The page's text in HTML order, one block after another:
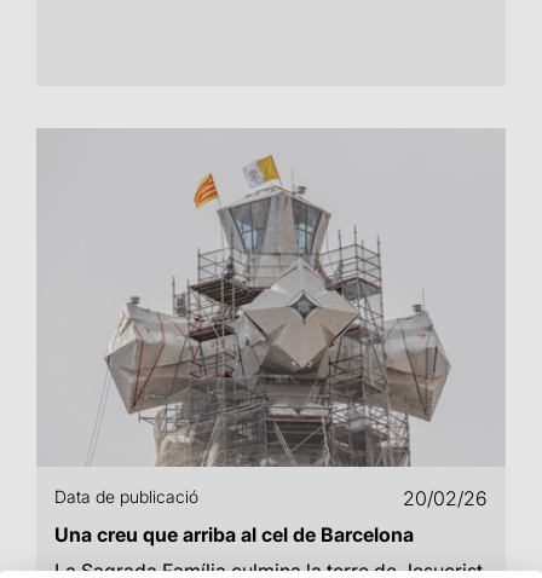
Data de publicació
20/02/26
Una creu que arriba al cel de Barcelona
La Sagrada Família culmina la torre de Jesucrist